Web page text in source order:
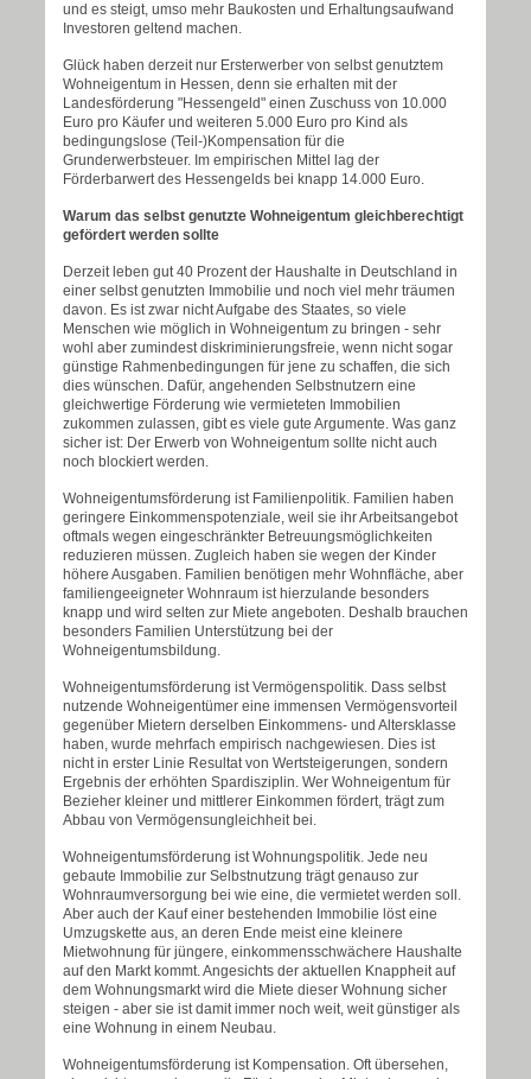
und es steigt, umso mehr Baukosten und Erhaltungsaufwand
Investoren geltend machen.
Glück haben derzeit nur Ersterwerber von selbst genutztem
Wohneigentum in Hessen, denn sie erhalten mit der
Landesförderung "Hessengeld" einen Zuschuss von 10.000
Euro pro Käufer und weiteren 5.000 Euro pro Kind als
bedingungslose (Teil-)Kompensation für die
Grunderwerbsteuer. Im empirischen Mittel lag der
Förderbarwert des Hessengelds bei knapp 14.000 Euro.
Warum das selbst genutzte Wohneigentum gleichberechtigt
gefördert werden sollte
Derzeit leben gut 40 Prozent der Haushalte in Deutschland in
einer selbst genutzten Immobilie und noch viel mehr träumen
davon. Es ist zwar nicht Aufgabe des Staates, so viele
Menschen wie möglich in Wohneigentum zu bringen - sehr
wohl aber zumindest diskriminierungsfreie, wenn nicht sogar
günstige Rahmenbedingungen für jene zu schaffen, die sich
dies wünschen. Dafür, angehenden Selbstnutzern eine
gleichwertige Förderung wie vermieteten Immobilien
zukommen zulassen, gibt es viele gute Argumente. Was ganz
sicher ist: Der Erwerb von Wohneigentum sollte nicht auch
noch blockiert werden.
Wohneigentumsförderung ist Familienpolitik. Familien haben
geringere Einkommenspotenziale, weil sie ihr Arbeitsangebot
oftmals wegen eingeschränkter Betreuungsmöglichkeiten
reduzieren müssen. Zugleich haben sie wegen der Kinder
höhere Ausgaben. Familien benötigen mehr Wohnfläche, aber
familiengeeigneter Wohnraum ist hierzulande besonders
knapp und wird selten zur Miete angeboten. Deshalb brauchen
besonders Familien Unterstützung bei der
Wohneigentumsbildung.
Wohneigentumsförderung ist Vermögenspolitik. Dass selbst
nutzende Wohneigentümer eine immensen Vermögensvorteil
gegenüber Mietern derselben Einkommens- und Altersklasse
haben, wurde mehrfach empirisch nachgewiesen. Dies ist
nicht in erster Linie Resultat von Wertsteigerungen, sondern
Ergebnis der erhöhten Spardisziplin. Wer Wohneigentum für
Bezieher kleiner und mittlerer Einkommen fördert, trägt zum
Abbau von Vermögensungleichheit bei.
Wohneigentumsförderung ist Wohnungspolitik. Jede neu
gebaute Immobilie zur Selbstnutzung trägt genauso zur
Wohnraumversorgung bei wie eine, die vermietet werden soll.
Aber auch der Kauf einer bestehenden Immobilie löst eine
Umzugskette aus, an deren Ende meist eine kleinere
Mietwohnung für jüngere, einkommensschwächere Haushalte
auf den Markt kommt. Angesichts der aktuellen Knappheit auf
dem Wohnungsmarkt wird die Miete dieser Wohnung sicher
steigen - aber sie ist damit immer noch weit, weit günstiger als
eine Wohnung in einem Neubau.
Wohneigentumsförderung ist Kompensation. Oft übersehen,